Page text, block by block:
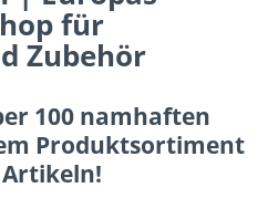
für
Zubehör
100 namhaften
Produktsortiment